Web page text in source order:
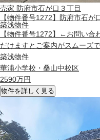
売家 防府市石が口３丁目
【物件番号1272】防府市石
築浅物件
【物件番号1272】←お問い合
だけますとご案内がスムーズ
築浅物件
華浦小学校・桑山中校区
2590万円
物件を詳しく見る